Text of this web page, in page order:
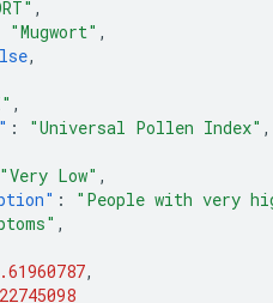
,
"Mugwort" ,
,
,
: "Universal Pollen Index" ,
"Very Low" ,
:
"People with very
,
,